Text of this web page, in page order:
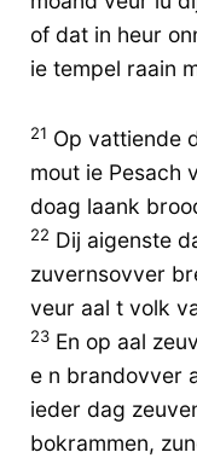
of dat in heur
ie tempel raain
21 Op vattiende
mout ie Pesach
doag laank
22 Dij aigenste
zuvernsovver
veur aal t volk
23 En op aal
e n brandovver
ieder dag
bokrammen,